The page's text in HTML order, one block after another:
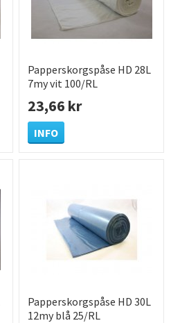
Papperskorgspåse HD 28L
7my vit 100/RL
23,66 kr
INFO
Papperskorgspåse HD 30L
12my blå 25/RL